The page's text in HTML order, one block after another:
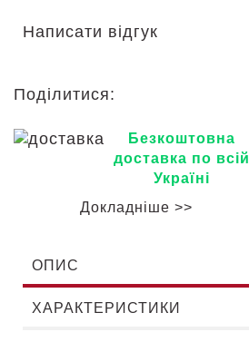
Написати відгук
Поділитися:
Безкоштовна
доставка по всій
Україні
Докладніше >>
ОПИС
ХАРАКТЕРИСТИКИ